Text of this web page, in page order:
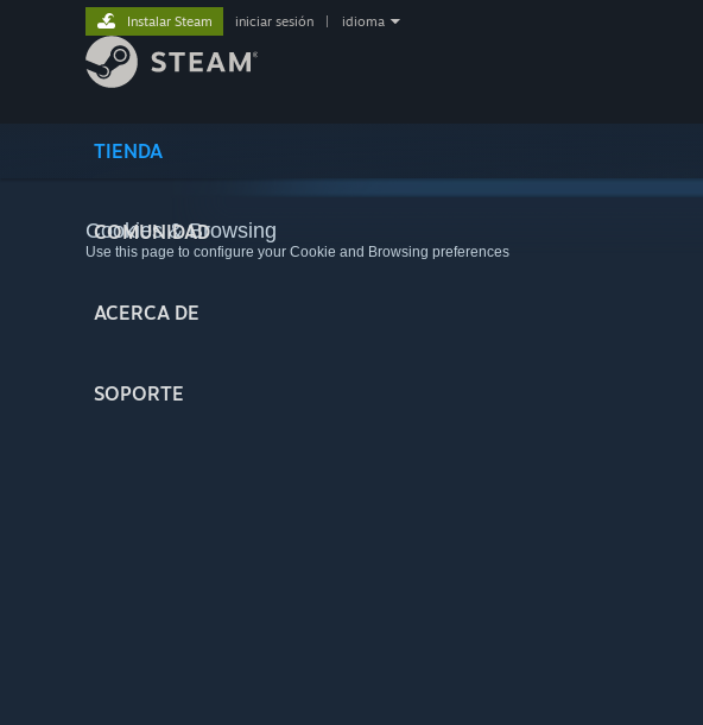
TIENDA
COMUNIDAD
ACERCA DE
SOPORTE
Instalar Steam iniciar sesión idioma
Cookies & Browsing
Use this page to configure your Cookie and Browsing preferences